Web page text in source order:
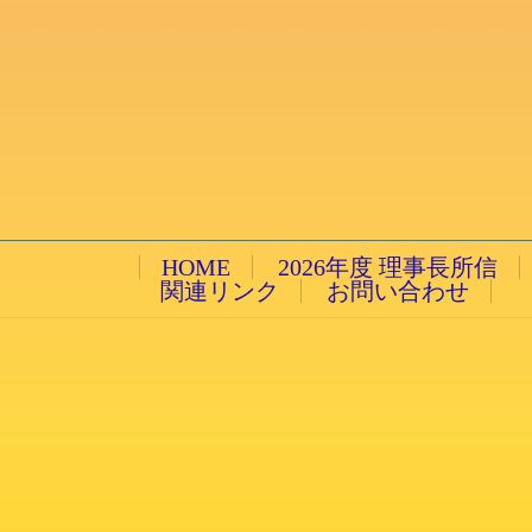
HOME
2026年度 理事長所信
関連リンク
お問い合わせ